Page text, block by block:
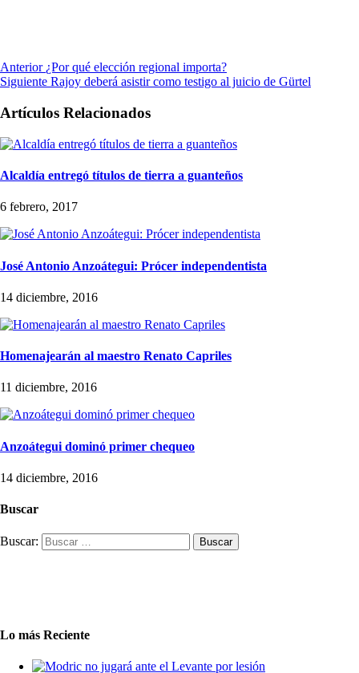
Anterior ¿Por qué elección regional importa?
Siguiente Rajoy deberá asistir como testigo al juicio de Gürtel
Artículos Relacionados
Alcaldía entregó títulos de tierra a guanteños
6 febrero, 2017
José Antonio Anzoátegui: Prócer independentista
14 diciembre, 2016
Homenajearán al maestro Renato Capriles
11 diciembre, 2016
Anzoátegui dominó primer chequeo
14 diciembre, 2016
Buscar
Buscar:
Lo más Reciente